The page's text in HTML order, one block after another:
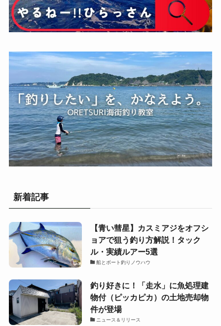
新着記事
【青い彗星】カスミアジをオフシ
ョアで狙う釣り方解説！タック
ル・実績ルアー5選
船とボート釣りノウハウ
釣り好きに！「走水」に魚処理建
物付（ピッカピカ）の土地売却物
件が登場
ニュース＆リリース